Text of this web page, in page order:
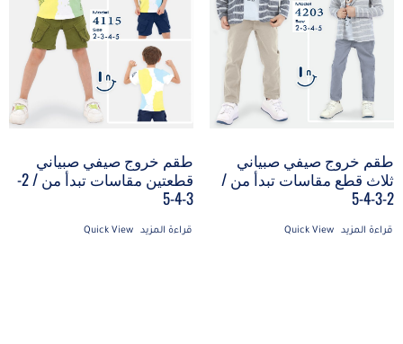
طقم خروج صيفي صبياني
ثلاث قطع مقاسات تبدأ من /
2-3-4-5
قراءة المزيد Quick View
طقم خروج صيفي صبياني
قطعتين مقاسات تبدأ من / 2-
3-4-5
قراءة المزيد Quick View